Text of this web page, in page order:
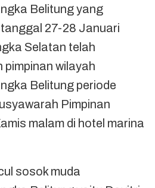
Belitung yang
27-28 Januari
Selatan telah
wilayah
Belitung periode
Pimpinan
malam di hotel marina
sosok muda